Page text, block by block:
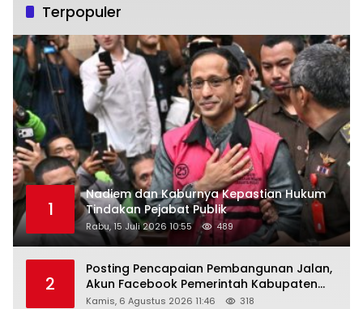
Terpopuler
1
Nadiem dan Kaburnya Kepastian Hukum
Tindakan Pejabat Publik
Rabu, 15 Juli 2026 10:55 489
2
Posting Pencapaian Pembangunan Jalan,
Akun Facebook Pemerintah Kabupaten
Rembang “Dirujak” Warganet
Kamis, 6 Agustus 2026 11:46 318